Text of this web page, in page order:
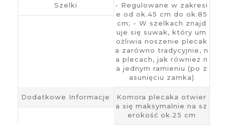
Szelki
- Regulowane w zakresi
e od ok.45 cm do ok.85
cm; - W szelkach znajd
uje się suwak, który um
ożliwia noszenie plecak
a zarówno tradycyjnie, n
a plecach, jak również n
a jednym ramieniu (po z
asunięciu zamka)
Dodatkowe Informacje
Komora plecaka otwier
a się maksymalnie na sz
erokość ok.25 cm